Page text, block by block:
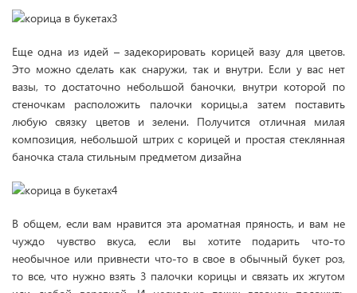
Еще одна из идей – задекорировать корицей вазу для цветов.
Это можно сделать как снаружи, так и внутри. Если у вас нет
вазы, то достаточно небольшой баночки, внутри которой по
стеночкам расположить палочки корицы,а затем поставить
любую связку цветов и зелени. Получится отличная милая
композиция, небольшой штрих с корицей и простая стеклянная
баночка стала стильным предметом дизайна
В общем, если вам нравится эта ароматная пряность, и вам не
чуждо чувство вкуса, если вы хотите подарить что-то
необычное или привнести что-то в свое в обычный букет роз,
то все, что нужно взять 3 палочки корицы и связать их жгутом